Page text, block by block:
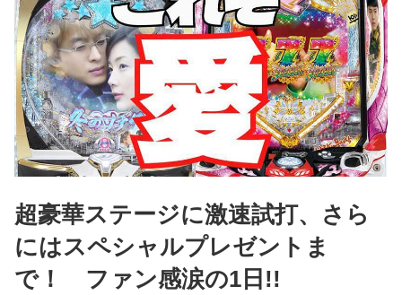
超豪華ステージに激速試打、さら
にはスペシャルプレゼントま
で！ ファン感涙の1日!!